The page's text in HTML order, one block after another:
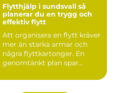
Flytthjälp i sundsvall så
planerar du en trygg och
effektiv flytt
Att organisera en flytt kräver
mer än starka armar och
några flyttkartonger. En
genomtänkt plan spar...